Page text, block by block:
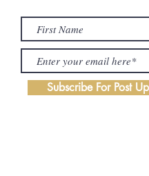
Subscribe For Post